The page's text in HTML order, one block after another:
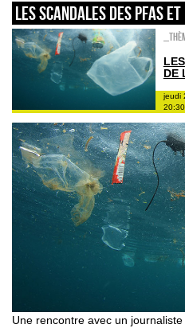
Les scandales des PFAS
DE
jeudi
20:30
Une rencontre avec un